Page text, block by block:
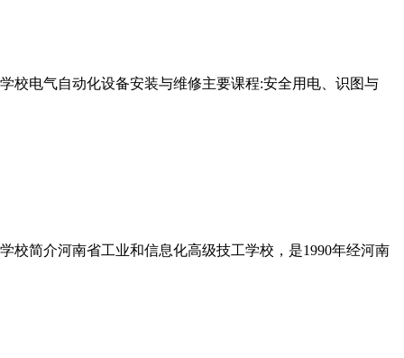
校电气自动化设备安装与维修主要课程:安全用电、识图与
校简介河南省工业和信息化高级技工学校，是1990年经河南